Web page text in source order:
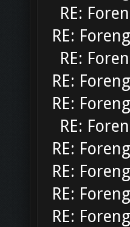
RE:
RE:
RE:
RE:
RE:
RE:
RE:
RE:
RE:
RE: